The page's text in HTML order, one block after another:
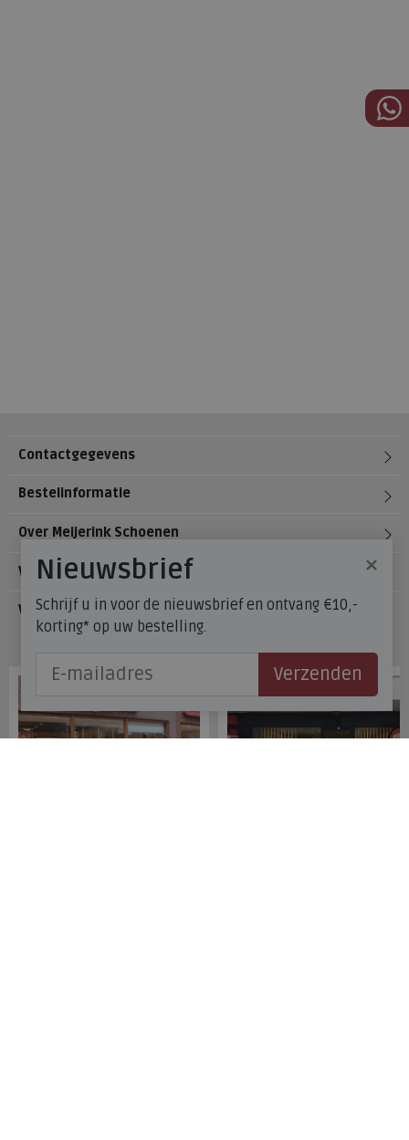
Contactgegevens
Bestelinformatie
Over Meijerink Schoenen
Voetzorg
Veelgestelde vragen
Onze winkels
×
Nieuwsbrief
Schrijf u in voor de nieuwsbrief en ontvang €10,-
korting* op uw bestelling.
Verzenden